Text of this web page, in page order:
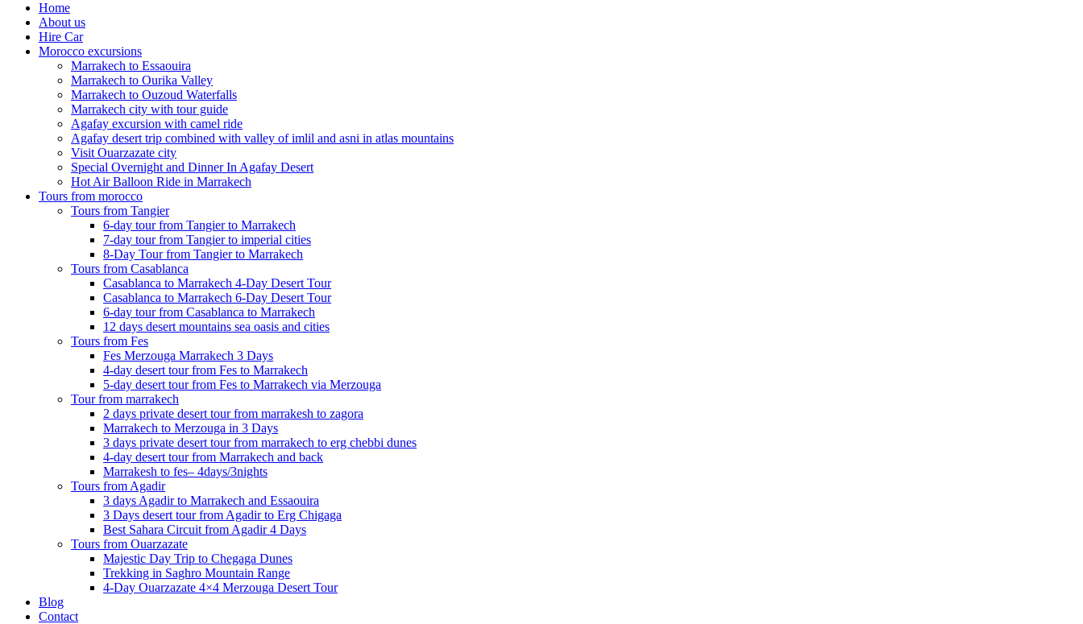
Home
About us
Hire Car
Morocco excursions
Marrakech to Essaouira
Marrakech to Ourika Valley
Marrakech to Ouzoud Waterfalls
Marrakech city with tour guide
Agafay excursion with camel ride
Agafay desert trip combined with valley of imlil and asni in atlas mountains
Visit Ouarzazate city
Special Overnight and Dinner In Agafay Desert
Hot Air Balloon Ride in Marrakech
Tours from morocco
Tours from Tangier
6-day tour from Tangier to Marrakech
7-day tour from Tangier to imperial cities
8-Day Tour from Tangier to Marrakech
Tours from Casablanca
Casablanca to Marrakech 4-Day Desert Tour
Casablanca to Marrakech 6-Day Desert Tour
6-day tour from Casablanca to Marrakech
12 days desert mountains sea oasis and cities
Tours from Fes
Fes Merzouga Marrakech 3 Days
4-day desert tour from Fes to Marrakech
5-day desert tour from Fes to Marrakech via Merzouga
Tour from marrakech
2 days private desert tour from marrakesh to zagora
Marrakech to Merzouga in 3 Days
3 days private desert tour from marrakech to erg chebbi dunes
4-day desert tour from Marrakech and back
Marrakesh to fes– 4days/3nights
Tours from Agadir
3 days Agadir to Marrakech and Essaouira
3 Days desert tour from Agadir to Erg Chigaga
Best Sahara Circuit from Agadir 4 Days
Tours from Ouarzazate
Majestic Day Trip to Chegaga Dunes
Trekking in Saghro Mountain Range
4-Day Ouarzazate 4×4 Merzouga Desert Tour
Blog
Contact